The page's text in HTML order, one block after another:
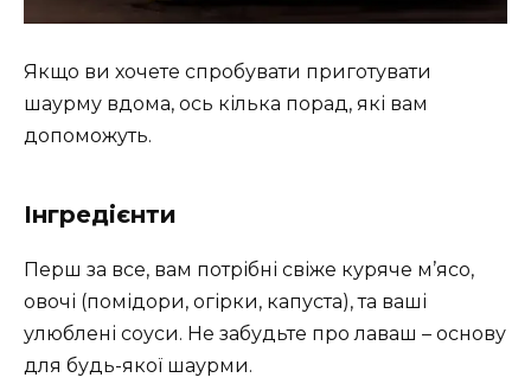
Якщо ви хочете спробувати приготувати
шаурму вдома, ось кілька порад, які вам
допоможуть.
Інгредієнти
Перш за все, вам потрібні свіже куряче м’ясо,
овочі (помідори, огірки, капуста), та ваші
улюблені соуси. Не забудьте про лаваш – основу
для будь-якої шаурми.